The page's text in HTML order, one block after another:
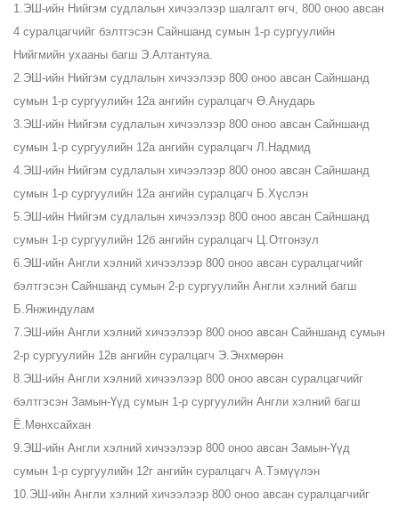
1.ЭШ-ийн Нийгэм судлалын хичээлээр шалгалт өгч, 800 оноо авсан
4 суралцагчийг бэлтгэсэн Сайншанд сумын 1-р сургуулийн
Нийгмийн ухааны багш Э.Алтантуяа.
2.ЭШ-ийн Нийгэм судлалын хичээлээр 800 оноо авсан Сайншанд
сумын 1-р сургуулийн 12а ангийн суралцагч Ө.Анударь
3.ЭШ-ийн Нийгэм судлалын хичээлээр 800 оноо авсан Сайншанд
сумын 1-р сургуулийн 12а ангийн суралцагч Л.Надмид
4.ЭШ-ийн Нийгэм судлалын хичээлээр 800 оноо авсан Сайншанд
сумын 1-р сургуулийн 12а ангийн суралцагч Б.Хүслэн
5.ЭШ-ийн Нийгэм судлалын хичээлээр 800 оноо авсан Сайншанд
сумын 1-р сургуулийн 12б ангийн суралцагч Ц.Отгонзул
6.ЭШ-ийн Англи хэлний хичээлээр 800 оноо авсан суралцагчийг
бэлтгэсэн Сайншанд сумын 2-р сургуулийн Англи хэлний багш
Б.Янжиндулам
7.ЭШ-ийн Англи хэлний хичээлээр 800 оноо авсан Сайншанд сумын
2-р сургуулийн 12в ангийн суралцагч Э.Энхмөрөн
8.ЭШ-ийн Англи хэлний хичээлээр 800 оноо авсан суралцагчийг
бэлтгэсэн Замын-Үүд сумын 1-р сургуулийн Англи хэлний багш
Ё.Мөнхсайхан
9.ЭШ-ийн Англи хэлний хичээлээр 800 оноо авсан Замын-Үүд
сумын 1-р сургуулийн 12г ангийн суралцагч А.Тэмүүлэн
10.ЭШ-ийн Англи хэлний хичээлээр 800 оноо авсан суралцагчийг